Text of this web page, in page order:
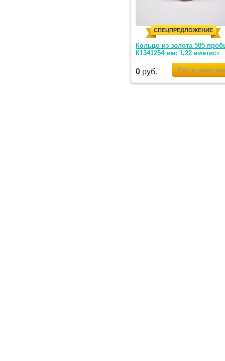
СПЕЦПРЕДЛОЖЕНИЕ
Кольцо из золота 585
К1341254 вес 1,22 аметист
0 руб.